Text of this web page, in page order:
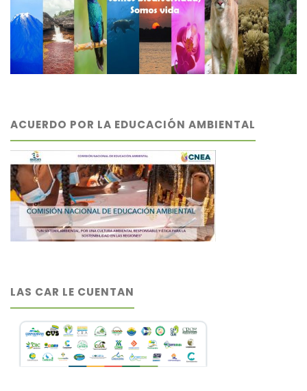
ACUERDO POR LA EDUCACIÓN AMBIENTAL
LAS CAR LE CUENTAN